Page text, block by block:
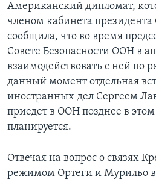
Американский дипломат,
членом кабинета
сообщила, что во время
Совете Безопасности ООН в
взаимодействовать с ней по
данный момент отдельная
иностранных дел Сергеем
приедет в ООН позднее в
планируется.
Отвечая на вопрос о связях
режимом Ортеги и Мурильо